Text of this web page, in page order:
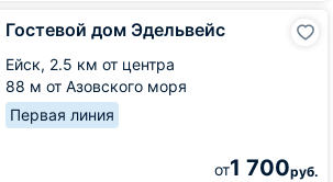
Гостевой дом Эдельвейс
Ейск, 2.5 км от центра
88 м от Азовского моря
Первая линия
от1 700руб.